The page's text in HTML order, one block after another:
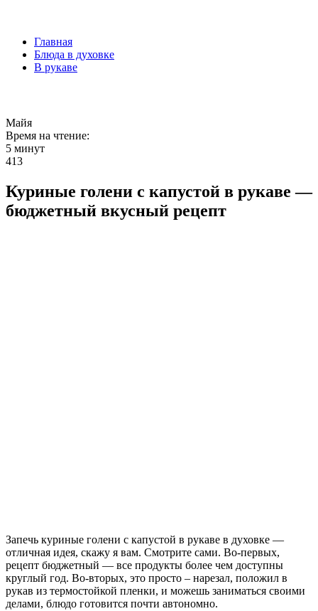
Главная
Блюда в духовке
В рукаве
Майя
Время на чтение:
5 минут
413
Куриные голени с капустой в рукаве —
бюджетный вкусный рецепт
Запечь куриные голени с капустой в рукаве в духовке —
отличная идея, скажу я вам. Смотрите сами. Во-первых,
рецепт бюджетный — все продукты более чем доступны
круглый год. Во-вторых, это просто – нарезал, положил в
рукав из термостойкой пленки, и можешь заниматься своими
делами, блюдо готовится почти автономно.